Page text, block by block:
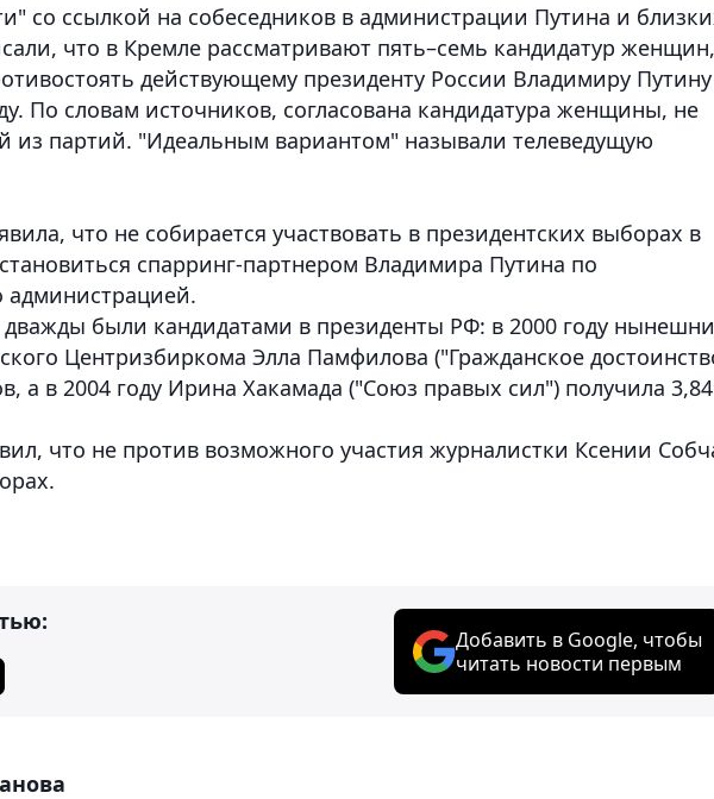
со ссылкой на собеседников в администрации Путина и
что в Кремле рассматривают пять–семь кандидатур женщин,
действующему президенту России Владимиру Путину
По словам источников, согласована кандидатура женщины, не
из партий. "Идеальным вариантом" называли телеведущую
что не собирается участвовать в президентских выборах в
спарринг-партнером Владимира Путина по
администрацией.
были кандидатами в президенты РФ: в 2000 году
Центризбиркома Элла Памфилова ("Гражданское
а в 2004 году Ирина Хакамада ("Союз правых сил") получила
что не против возможного участия журналистки Ксении
Добавить в Google, чтобы
читать новости первым